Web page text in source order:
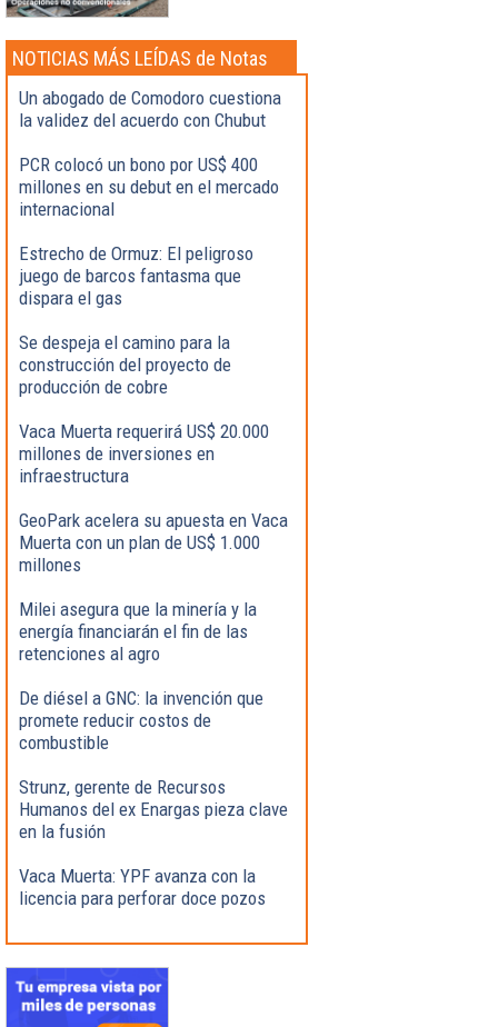
NOTICIAS MÁS LEÍDAS de Notas
Destacadas
Un abogado de Comodoro cuestiona
la validez del acuerdo con Chubut
PCR colocó un bono por US$ 400
millones en su debut en el mercado
internacional
Estrecho de Ormuz: El peligroso
juego de barcos fantasma que
dispara el gas
Se despeja el camino para la
construcción del proyecto de
producción de cobre
Vaca Muerta requerirá US$ 20.000
millones de inversiones en
infraestructura
GeoPark acelera su apuesta en Vaca
Muerta con un plan de US$ 1.000
millones
Milei asegura que la minería y la
energía financiarán el fin de las
retenciones al agro
De diésel a GNC: la invención que
promete reducir costos de
combustible
Strunz, gerente de Recursos
Humanos del ex Enargas pieza clave
en la fusión
Vaca Muerta: YPF avanza con la
licencia para perforar doce pozos